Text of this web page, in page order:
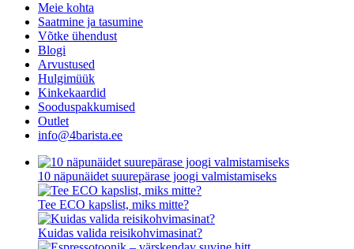
Meie kohta
Saatmine ja tasumine
Võtke ühendust
Blogi
Arvustused
Hulgimüük
Kinkekaardid
Sooduspakkumised
Outlet
info@4barista.ee
10 näpunäidet suurepärase joogi valmistamiseks
Tee ECO kapslist, miks mitte?
Kuidas valida reisikohvimasinat?